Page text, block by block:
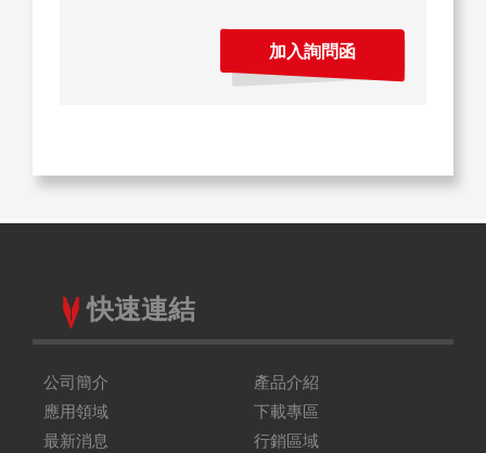
加入詢問函
快速連結
公司簡介
產品介紹
應用領域
下載專區
最新消息
行銷區域